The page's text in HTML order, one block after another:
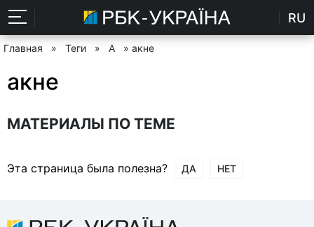
RU
Главная » Теги » А » акне
акне
МАТЕРИАЛЫ ПО ТЕМЕ
Эта страница была полезна? ДА НЕТ